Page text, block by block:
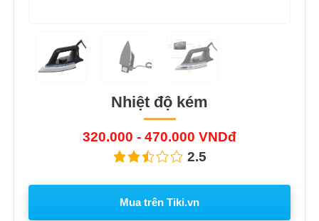
Nhiệt độ kém
320.000 - 470.000 VNDđ
2.5
Mua trên Tiki.vn